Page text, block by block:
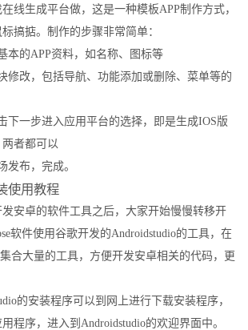
线生成平台做，这是一种模板APP制作方式，
搞掂。制作的步骤非常简单：
本的APP资料，如名称、图标等
修改，包括导航、功能添加或删除、菜单等的
下一步进入应用平台的选择，即是生成IOS版
者都可以
发布，完成。
使用教程
安卓的软件工具之后，大家开始慢慢转移开
软件使用谷歌开发的Androidstudio的工具，在
合大量的工具，方便开发安卓相关的代码，更
的安装程序可以到网上进行下载安装程序，
程序，进入到Androidstudio的欢迎界面中。